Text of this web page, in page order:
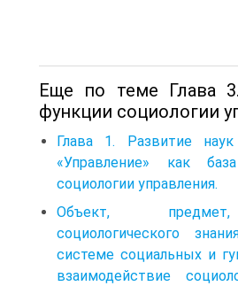
Еще по теме Глава
функции социологии
Глава 1. Развитие
«Управление» как
социологии управления.
Объект,
социологического
системе социальных и
взаимодействие